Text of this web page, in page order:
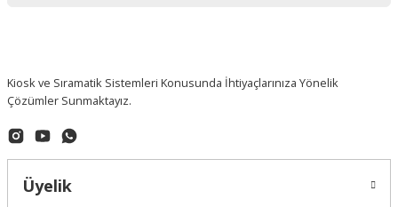
Kiosk ve Sıramatik Sistemleri Konusunda İhtiyaçlarınıza Yönelik
Çözümler Sunmaktayız.
Üyelik